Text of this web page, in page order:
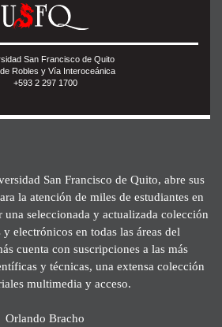
San Francisco de Quito
Robles y Vía Interoceánica
+593 2 297 1700
San Francisco de Quito, abre sus
la atención de miles de estudiantes en
una seleccionada y actualizada colección
electrónicos en todas las áreas del
cuenta con suscripciones a las más
y técnicas, una extensa colección
multimedia y acceso.
Orlando Bracho